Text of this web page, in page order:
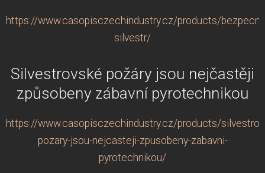
https://www.casopisczechindustry.cz/products/
silvestr/
Silvestrovské požáry jsou nejčastěji
způsobeny zábavní pyrotechnikou
https://www.casopisczechindustry.cz/products/
pozary-jsou-nejcasteji-zpusobeny-zabavni-
pyrotechnikou/